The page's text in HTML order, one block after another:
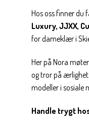
Hos oss finner du
Luxury, JJXX,
for dameklær i
Her på Nora
og tror på
modeller i sosiale
Handle trygt